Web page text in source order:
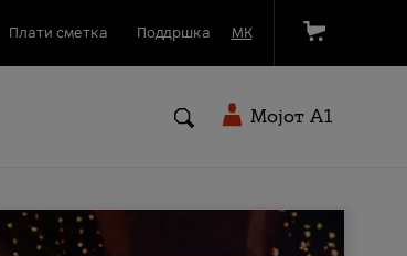
Плати сметка Поддршка МК
Мојот A1